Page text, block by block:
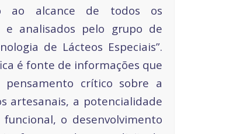
ao alcance de todos os
e analisados pelo grupo de
de Lácteos Especiais”.
é fonte de informações que
crítico sobre a
artesanais, a potencialidade
o desenvolvimento